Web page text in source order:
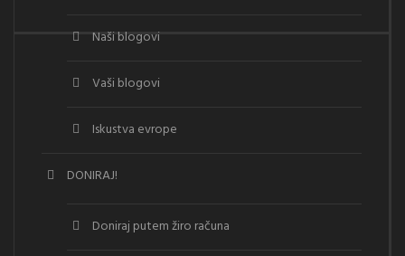
Naši blogovi
Vaši blogovi
Iskustva evrope
DONIRAJ!
Doniraj putem žiro računa